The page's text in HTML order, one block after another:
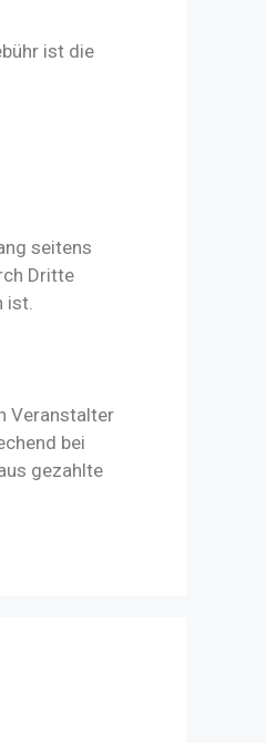
ist die
seitens
Dritte
ist.
Veranstalter
bei
gezahlte